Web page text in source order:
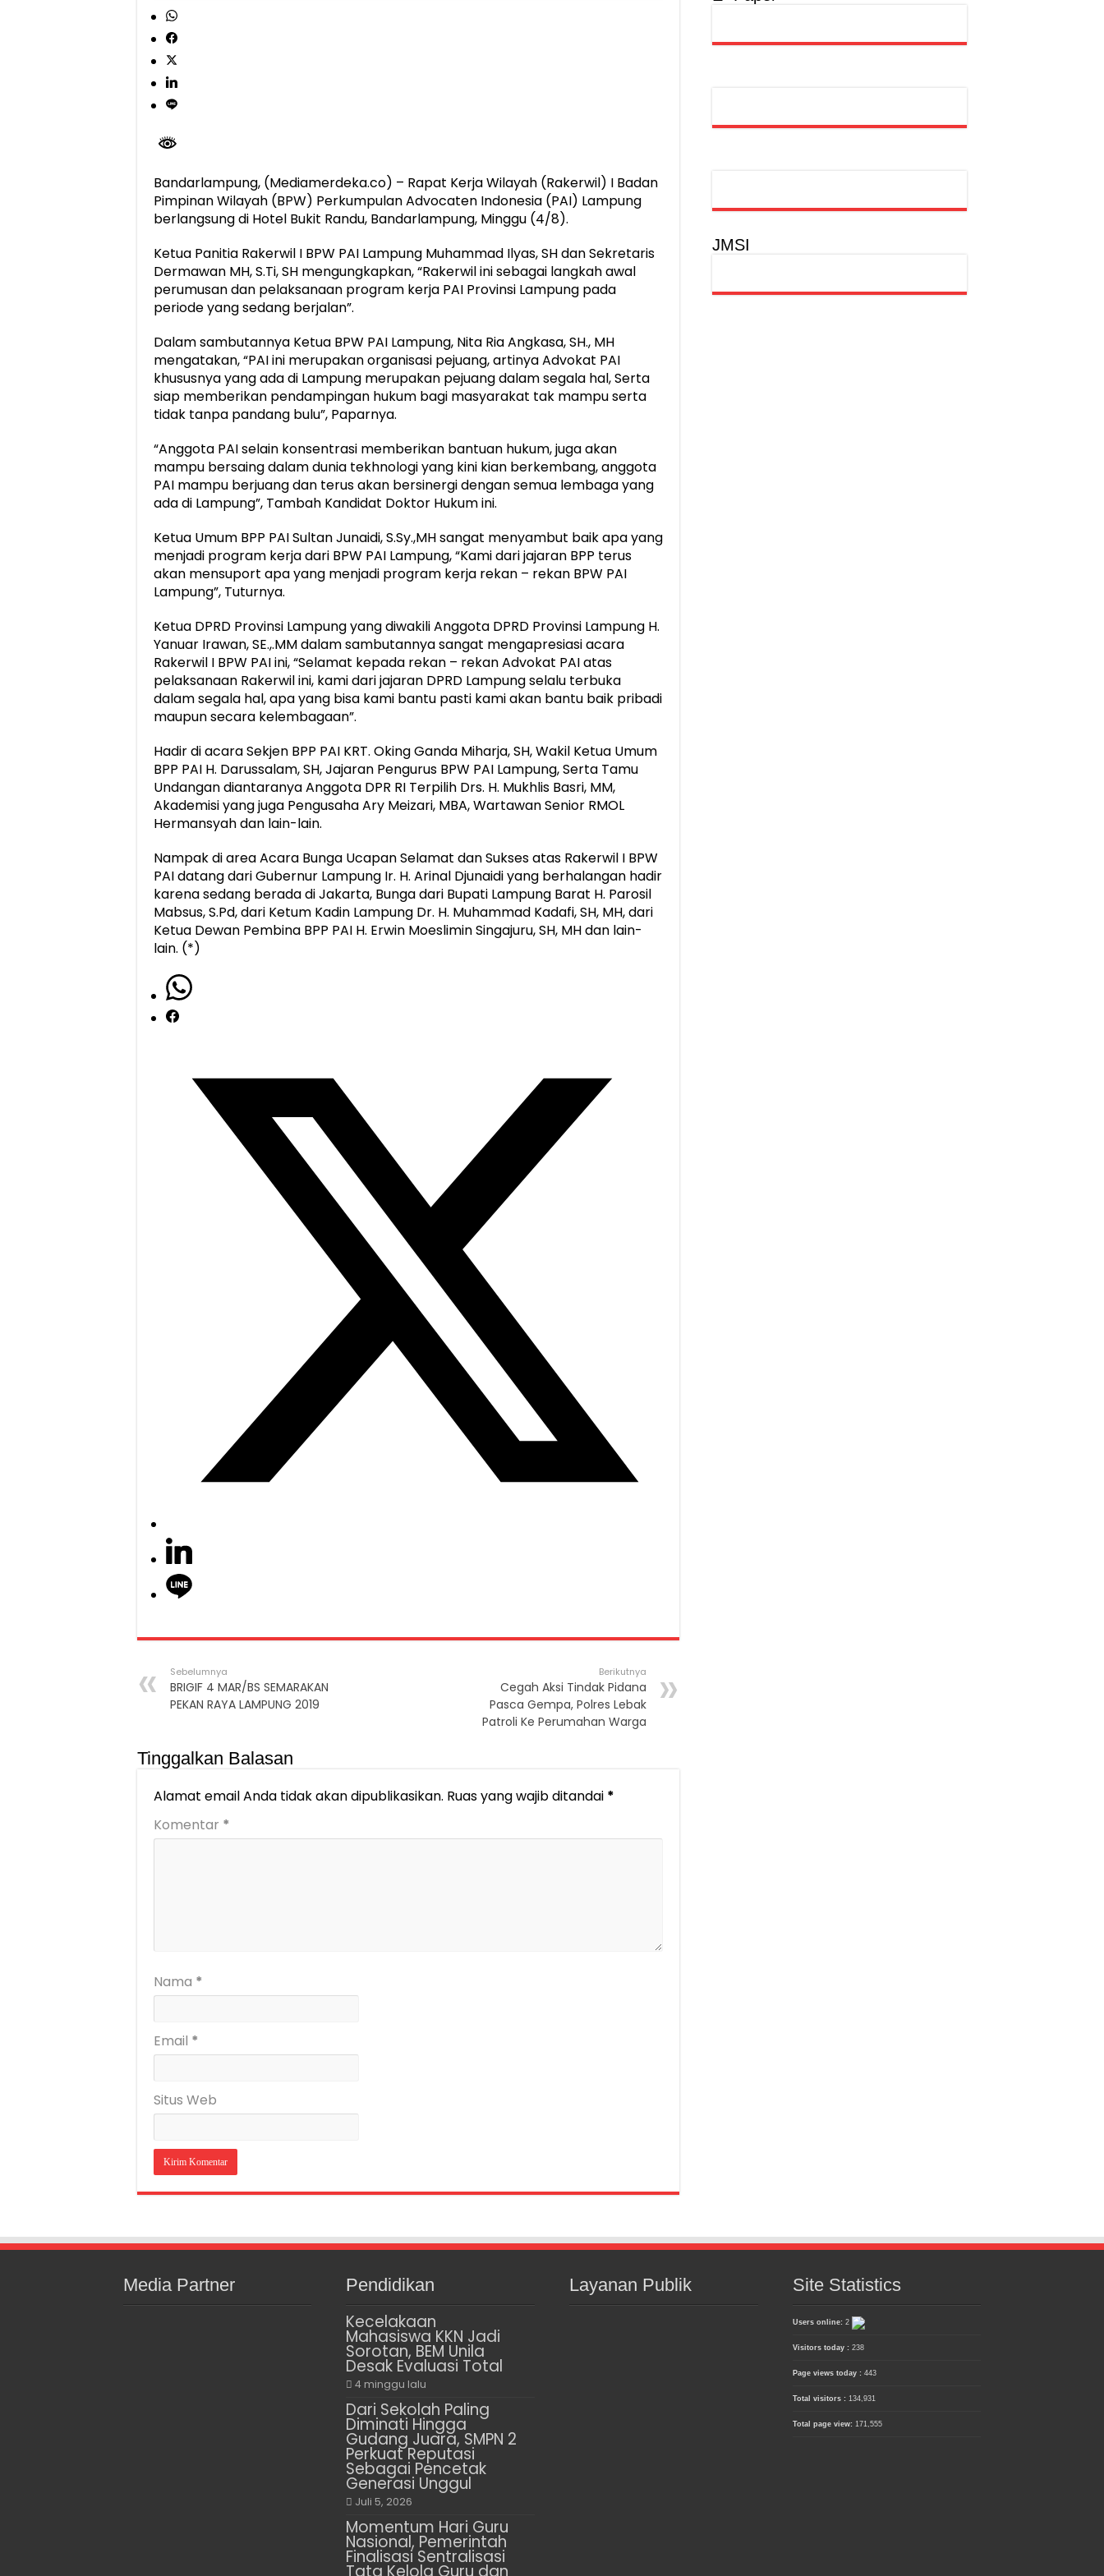
Berkontribusi terhadap Keselamatan dan Mobilitas Masyarakat, Jasa Raharja Raih Penghargaan di Ajang Transportasi Indonesia Awards 2026
Jasa Raharja dan Korlantas Polri Ajak Masyarakat Akhiri Lawan Arus, Wujudkan Budaya Keselamatan Berlalu Lintas
FLLAJ Kabupaten Tanggamus Perkuat Sinergi Keselamatan Lalu Lintas dan Kepatuhan Pajak Kendaraan
Festival Literasi Lampung 2026 Dorong Perpustakaan Jadi Ruang Edukasi dan Rekreasi Keluarga
Bandarlampung, (Mediamerdeka.co) – Rapat Kerja Wilayah (Rakerwil) I Badan
Pimpinan Wilayah (BPW) Perkumpulan Advocaten Indonesia (PAI) Lampung
berlangsung di Hotel Bukit Randu, Bandarlampung, Minggu (4/8).
Ketua Panitia Rakerwil I BPW PAI Lampung Muhammad Ilyas, SH dan Sekretaris
Dermawan MH, S.Ti, SH mengungkapkan, “Rakerwil ini sebagai langkah awal
perumusan dan pelaksanaan program kerja PAI Provinsi Lampung pada
periode yang sedang berjalan”.
Dalam sambutannya Ketua BPW PAI Lampung, Nita Ria Angkasa, SH., MH
mengatakan, “PAI ini merupakan organisasi pejuang, artinya Advokat PAI
khususnya yang ada di Lampung merupakan pejuang dalam segala hal, Serta
siap memberikan pendampingan hukum bagi masyarakat tak mampu serta
tidak tanpa pandang bulu”, Paparnya.
“Anggota PAI selain konsentrasi memberikan bantuan hukum, juga akan
mampu bersaing dalam dunia tekhnologi yang kini kian berkembang, anggota
PAI mampu berjuang dan terus akan bersinergi dengan semua lembaga yang
ada di Lampung”, Tambah Kandidat Doktor Hukum ini.
Ketua Umum BPP PAI Sultan Junaidi, S.Sy.,MH sangat menyambut baik apa yang
menjadi program kerja dari BPW PAI Lampung, “Kami dari jajaran BPP terus
akan mensuport apa yang menjadi program kerja rekan – rekan BPW PAI
Lampung”, Tuturnya.
Ketua DPRD Provinsi Lampung yang diwakili Anggota DPRD Provinsi Lampung H.
Yanuar Irawan, SE.,.MM dalam sambutannya sangat mengapresiasi acara
Rakerwil I BPW PAI ini, “Selamat kepada rekan – rekan Advokat PAI atas
pelaksanaan Rakerwil ini, kami dari jajaran DPRD Lampung selalu terbuka
dalam segala hal, apa yang bisa kami bantu pasti kami akan bantu baik pribadi
maupun secara kelembagaan”.
Hadir di acara Sekjen BPP PAI KRT. Oking Ganda Miharja, SH, Wakil Ketua Umum
BPP PAI H. Darussalam, SH, Jajaran Pengurus BPW PAI Lampung, Serta Tamu
Undangan diantaranya Anggota DPR RI Terpilih Drs. H. Mukhlis Basri, MM,
Akademisi yang juga Pengusaha Ary Meizari, MBA, Wartawan Senior RMOL
Hermansyah dan lain-lain.
Nampak di area Acara Bunga Ucapan Selamat dan Sukses atas Rakerwil I BPW
PAI datang dari Gubernur Lampung Ir. H. Arinal Djunaidi yang berhalangan hadir
karena sedang berada di Jakarta, Bunga dari Bupati Lampung Barat H. Parosil
Mabsus, S.Pd, dari Ketum Kadin Lampung Dr. H. Muhammad Kadafi, SH, MH, dari
Ketua Dewan Pembina BPP PAI H. Erwin Moeslimin Singajuru, SH, MH dan lain-
lain. (*)
Sebelumnya
BRIGIF 4 MAR/BS SEMARAKAN
PEKAN RAYA LAMPUNG 2019
Berikutnya
Cegah Aksi Tindak Pidana
Pasca Gempa, Polres Lebak
Patroli Ke Perumahan Warga
Tinggalkan Balasan
Alamat email Anda tidak akan dipublikasikan. Ruas yang wajib ditandai *
Komentar *
Nama *
Email *
Situs Web
JMSI
Media Partner Pendidikan
Kecelakaan
Mahasiswa KKN Jadi
Sorotan, BEM Unila
Desak Evaluasi Total
4 minggu lalu
Dari Sekolah Paling
Diminati Hingga
Gudang Juara, SMPN 2
Perkuat Reputasi
Sebagai Pencetak
Generasi Unggul
Juli 5, 2026
Momentum Hari Guru
Nasional, Pemerintah
Finalisasi Sentralisasi
Layanan Publik Site Statistics
Users online: 2
Visitors today : 238
Page views today : 443
Total visitors : 134,931
Total page view: 171,555